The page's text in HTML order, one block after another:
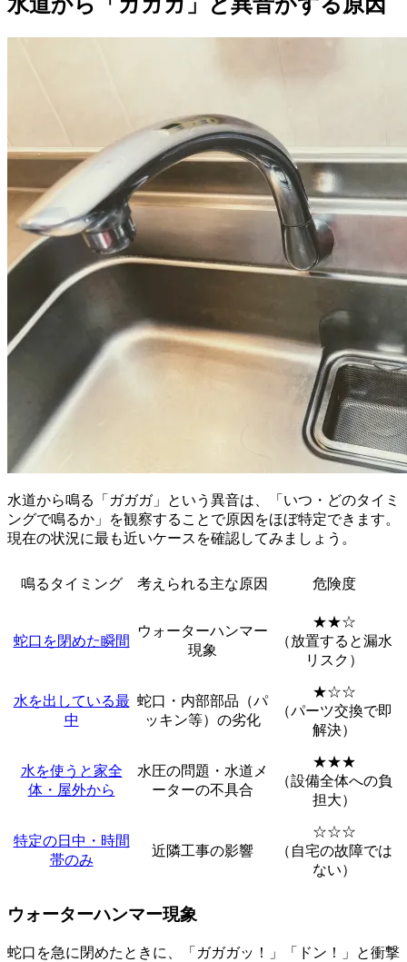
水道から鳴る「ガガガ」という異音は、「いつ・どのタイミ
ングで鳴るか」を観察することで原因をほぼ特定できます。
現在の状況に最も近いケースを確認してみましょう。
鳴るタイミング 考えられる主な原因 危険度
蛇口を閉めた瞬間
ウォーターハンマー
現象
★★☆
（放置すると漏水
リスク）
水を出している最
中
蛇口・内部部品（パ
ッキン等）の劣化
★☆☆
（パーツ交換で即
解決）
水を使うと家全
体・屋外から
水圧の問題・水道メ
ーターの不具合
★★★
（設備全体への負
担大）
特定の日中・時間
帯のみ
近隣工事の影響
☆☆☆
（自宅の故障では
ない）
ウォーターハンマー現象
蛇口を急に閉めたときに、「ガガガッ！」「ドン！」と衝撃